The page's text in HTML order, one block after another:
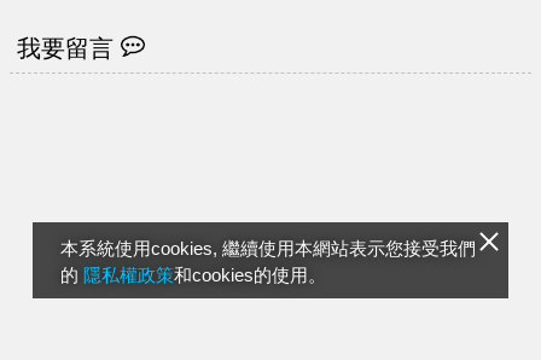
本系統使用cookies, 繼續使用本網站表示您接受我們
的 隱私權政策和cookies的使用。
我要留言